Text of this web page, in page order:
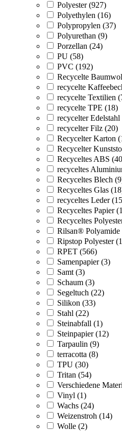
Polyester (927)
Polyethylen (16)
Polypropylen (37)
Polyurethan (9)
Porzellan (24)
PU (58)
PVC (192)
Recycelte
recycelte
recycelte Textilien
recycelte TPE (18)
recycelter
recycelter Filz (20)
Recycelter Karton
Recycelter
Recyceltes ABS
recyceltes
Recyceltes Blech
Recyceltes Glas
recyceltes Leder
Recyceltes Papier
Recyceltes
Rilsan® Polyamide
Ripstop Polyester
RPET (566)
Samenpapier (3)
Samt (3)
Schaum (3)
Segeltuch (22)
Silikon (33)
Stahl (22)
Steinabfall (1)
Steinpapier (12)
Tarpaulin (9)
terracotta (8)
TPU (30)
Tritan (54)
Verschiedene
Vinyl (1)
Wachs (24)
Weizenstroh (14)
Wolle (2)